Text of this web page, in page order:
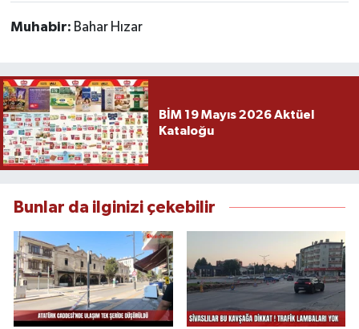
Muhabir: Bahar Hızar
BİM 19 Mayıs 2026 Aktüel
Kataloğu
Bunlar da ilginizi çekebilir